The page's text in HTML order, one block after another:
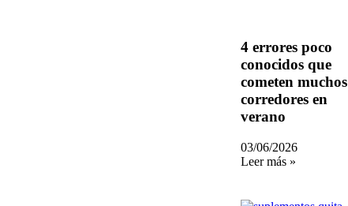
4 errores poco
conocidos que
cometen muchos
corredores en
verano
03/06/2026
Leer más »